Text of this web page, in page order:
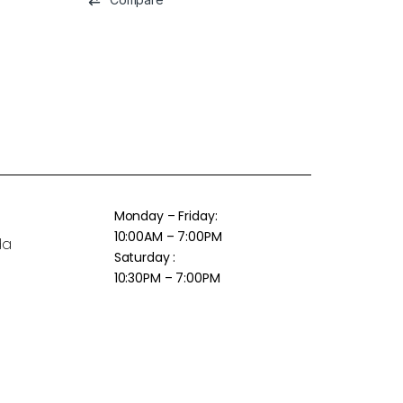
Monday – Friday:
10:00AM – 7:00PM
Saturday :
10:30PM – 7:00PM